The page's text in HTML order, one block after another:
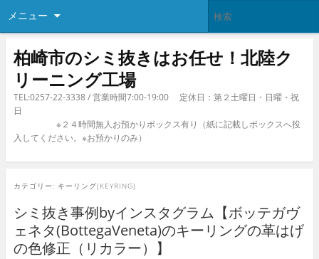
メニュー
柏崎市のシミ抜きはお任せ！北陸ク
リーニング工場
TEL:0257-22-3338 / 営業時間7:00-19:00 定休日：第２土曜日・日曜・祝
日
※２４時間無人お預かりボックス有り（紙に記載しボックスへ投
入してください。※お預かりのみ）
カテゴリー: キーリング(KEYRING)
シミ抜き事例byインスタグラム【ボッテガヴ
ェネタ(BottegaVeneta)のキーリングの革はげ
の色修正（リカラー）】